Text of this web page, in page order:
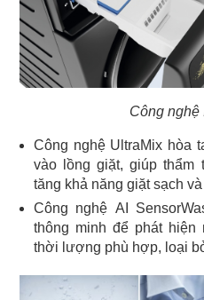
Công nghệ
Công nghệ UltraMix hòa
vào lồng giặt, giúp thẩm
tăng khả năng giặt sạch
Công nghệ AI
thông minh để phát
thời lượng phù hợp, loại